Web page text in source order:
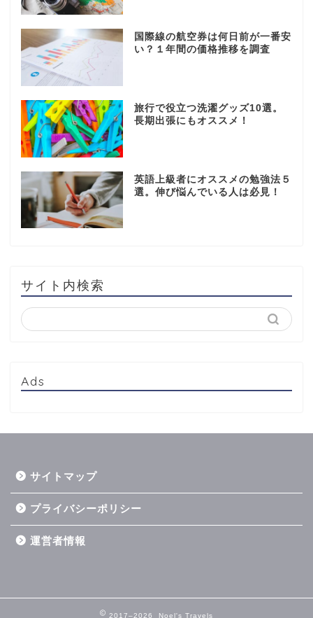
国際線の航空券は何日前が一番安
い？１年間の価格推移を調査
旅行で役立つ洗濯グッズ10選。
長期出張にもオススメ！
英語上級者にオススメの勉強法５
選。伸び悩んでいる人は必見！
サイト内検索
Ads
サイトマップ
プライバシーポリシー
運営者情報
2017–2026 Noel's Travels